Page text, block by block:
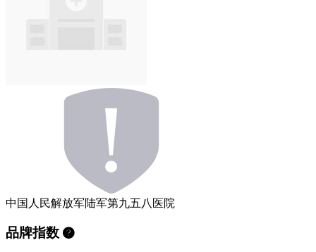
中国人民解放军陆军第九五八医院
品牌指数